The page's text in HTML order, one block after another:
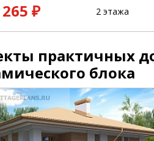
₽
2 этажа
практичных
блока